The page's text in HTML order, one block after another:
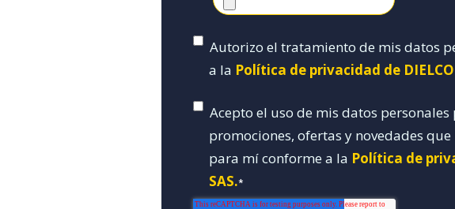
Autorizo el tratamiento de mis datos
a la Política de privacidad de
Acepto el uso de mis datos
promociones, ofertas y novedades que
para mí conforme a la Política de
SAS.*